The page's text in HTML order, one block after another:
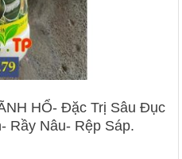
HỔ- Đặc Trị Sâu Đục
Rầy Nâu- Rệp Sáp.